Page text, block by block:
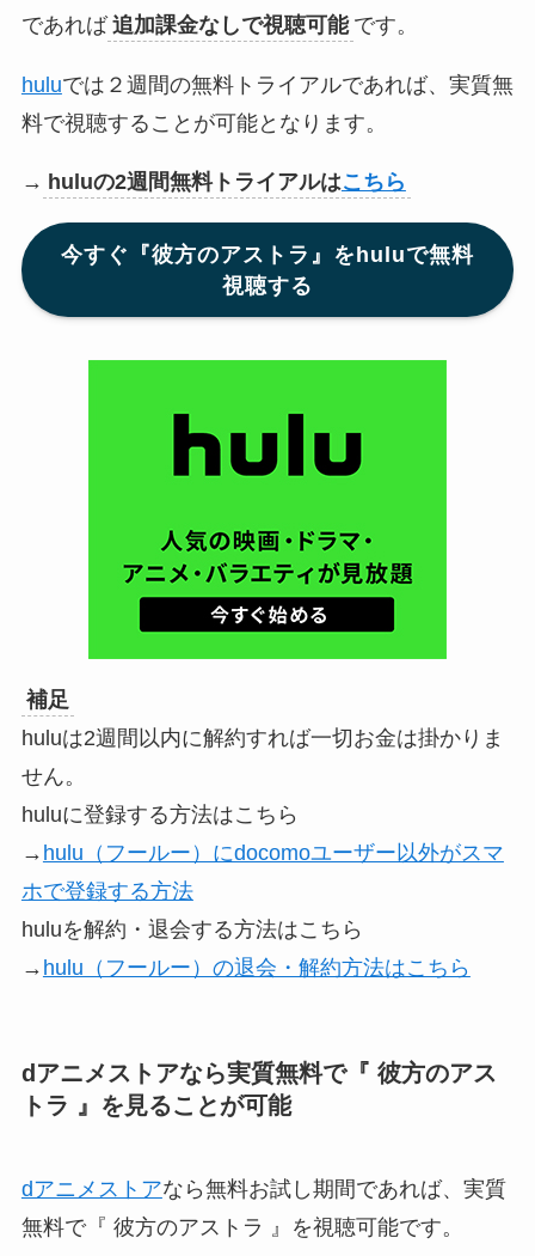
であれば 追加課金なしで視聴可能 です。
huluでは２週間の無料トライアルであれば、実質無
料で視聴することが可能となります。
→ huluの2週間無料トライアルはこちら
今すぐ『彼方のアストラ』をhuluで無料
視聴する
補足
huluは2週間以内に解約すれば一切お金は掛かりま
せん。
huluに登録する方法はこちら
→ hulu（フールー）にdocomoユーザー以外がスマ
ホで登録する方法
huluを解約・退会する方法はこちら
→ hulu（フールー）の退会・解約方法はこちら
dアニメストアなら実質無料で『 彼方のアス
トラ 』を見ることが可能
dアニメストアなら無料お試し期間であれば、実質
無料で『 彼方のアストラ 』を視聴可能です。